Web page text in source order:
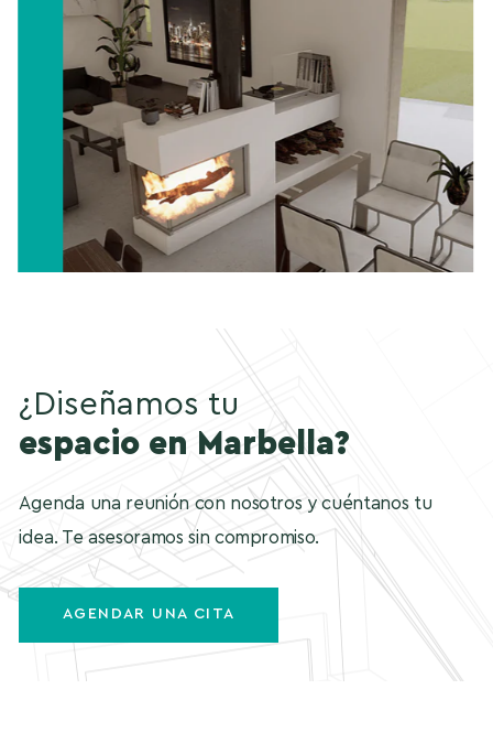
¿Diseñamos tu
espacio en Marbella?
Agenda una reunión con nosotros y cuéntanos tu
idea. Te asesoramos sin compromiso.
AGENDAR UNA CITA